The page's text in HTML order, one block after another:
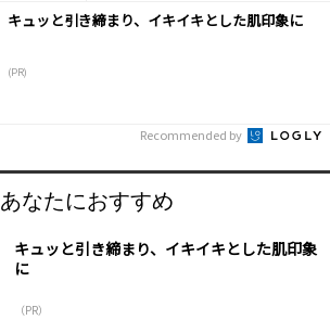
キュッと引き締まり、イキイキとした肌印象に
(PR)
Recommended by
あなたにおすすめ
キュッと引き締まり、イキイキとした肌印象
に
（PR）